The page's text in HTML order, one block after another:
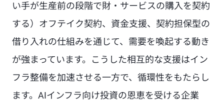
い手が生産前の段階で財・サービスの購入を契約
する）オフテイク契約、資金支援、契約担保型の
借り入れの仕組みを通じて、需要を喚起する動き
が強まっています。こうした相互的な支援はイン
フラ整備を加速させる一方で、循環性をもたらし
ます。AIインフラ向け投資の恩恵を受ける企業